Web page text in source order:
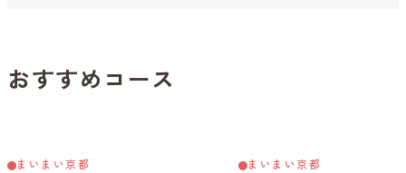
おすすめコース
まいまい京都 まいまい京都